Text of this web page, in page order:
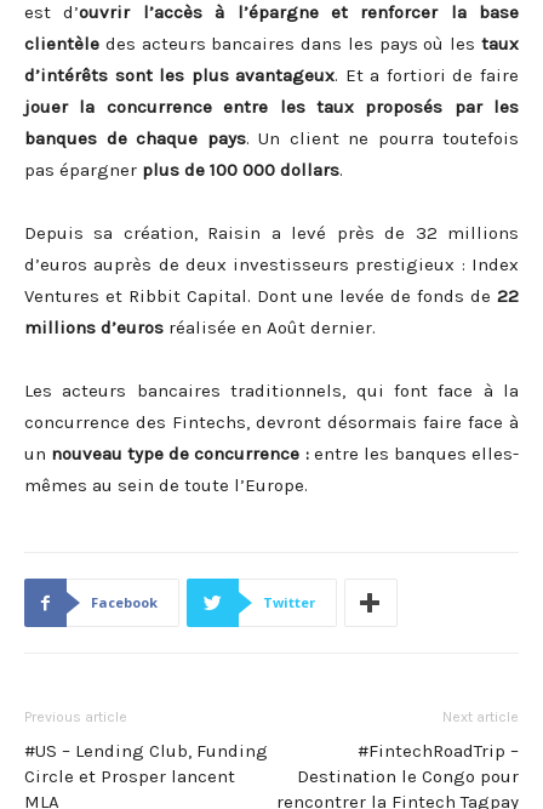
est d’ouvrir l’accès à l’épargne et renforcer la base
clientèle des acteurs bancaires dans les pays où les taux
d’intérêts sont les plus avantageux. Et a fortiori de faire
jouer la concurrence entre les taux proposés par les
banques de chaque pays. Un client ne pourra toutefois
pas épargner plus de 100 000 dollars.
Depuis sa création, Raisin a levé près de 32 millions
d’euros auprès de deux investisseurs prestigieux : Index
Ventures et Ribbit Capital. Dont une levée de fonds de 22
millions d’euros réalisée en Août dernier.
Les acteurs bancaires traditionnels, qui font face à la
concurrence des Fintechs, devront désormais faire face à
un nouveau type de concurrence :entre les banques elles-
mêmes au sein de toute l’Europe.
Facebook Twitter
Previous article
#US – Lending Club, Funding
Circle et Prosper lancent
MLA
Next article
#FintechRoadTrip –
Destination le Congo pour
rencontrer la Fintech Tagpay